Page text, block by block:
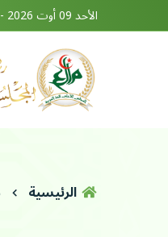
الأحد 09 أوت 2026 - 01:03 مساءً
الرئيسية